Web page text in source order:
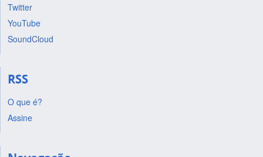
Twitter
YouTube
SoundCloud
RSS
O que é?
Assine